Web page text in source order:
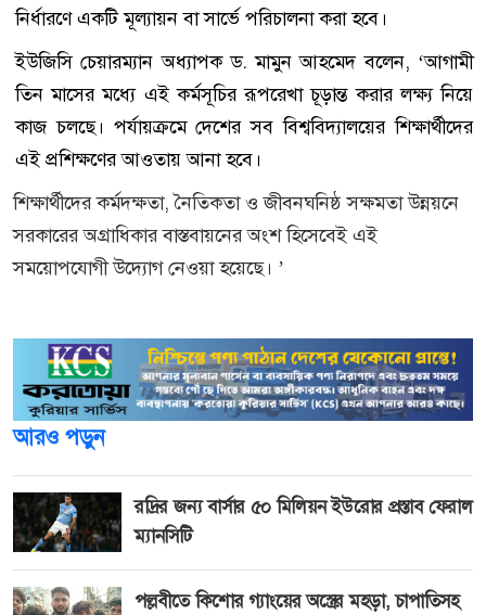
নির্ধারণে একটি মূল্যায়ন বা সার্ভে পরিচালনা করা হবে।
ইউজিসি চেয়ারম্যান অধ্যাপক ড. মামুন আহমেদ বলেন, ‘আগামী
তিন মাসের মধ্যে এই কর্মসূচির রূপরেখা চূড়ান্ত করার লক্ষ্য নিয়ে
কাজ চলছে। পর্যায়ক্রমে দেশের সব বিশ্ববিদ্যালয়ের শিক্ষার্থীদের
এই প্রশিক্ষণের আওতায় আনা হবে।
শিক্ষার্থীদের কর্মদক্ষতা, নৈতিকতা ও জীবনঘনিষ্ঠ সক্ষমতা উন্নয়নে
সরকারের অগ্রাধিকার বাস্তবায়নের অংশ হিসেবেই এই
সময়োপযোগী উদ্যোগ নেওয়া হয়েছে। ’
আরও পড়ুন
রদ্রির জন্য বার্সার ৫০ মিলিয়ন ইউরোর প্রস্তাব ফেরাল
ম্যানসিটি
পল্লবীতে কিশোর গ্যাংয়ের অস্ত্রের মহড়া, চাপাতিসহ